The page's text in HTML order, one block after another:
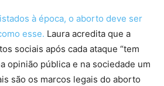
à época, o aborto deve ser
esse. Laura acredita que a
sociais após cada ataque “tem
opinião pública e na sociedade um
são os marcos legais do aborto